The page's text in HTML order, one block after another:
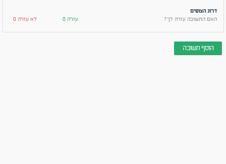
דרוג הצופים
האם התשובה עזרה לך?
עזרה 0 לא עזרה 0
הוסף תשובה